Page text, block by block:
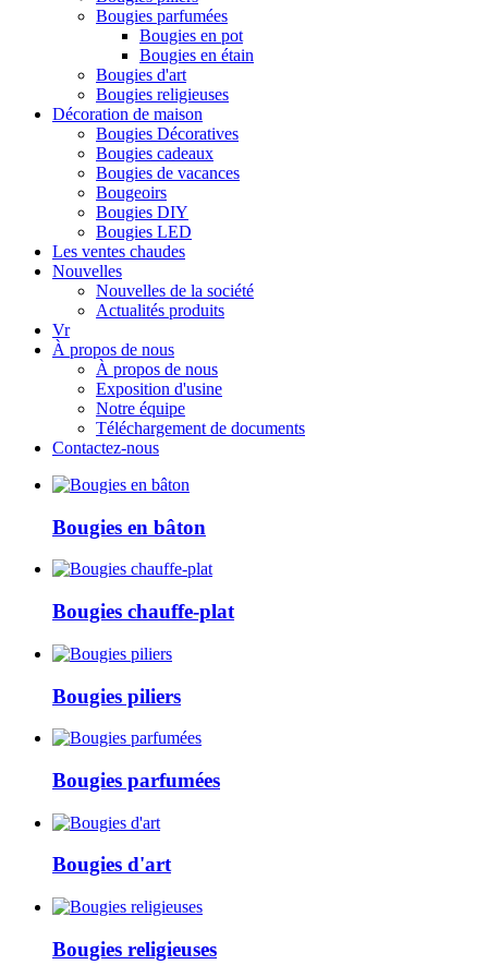
Bougies parfumées
Bougies en pot
Bougies en étain
Bougies d'art
Bougies religieuses
Décoration de maison
Bougies Décoratives
Bougies cadeaux
Bougies de vacances
Bougeoirs
Bougies DIY
Bougies LED
Les ventes chaudes
Nouvelles
Nouvelles de la société
Actualités produits
Vr
À propos de nous
À propos de nous
Exposition d'usine
Notre équipe
Téléchargement de documents
Contactez-nous
Bougies en bâton
Bougies chauffe-plat
Bougies piliers
Bougies parfumées
Bougies d'art
Bougies religieuses